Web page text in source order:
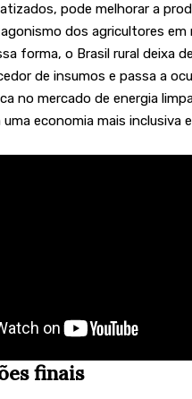
pode melhorar a
dos agricultores em
forma, o Brasil rural deixa
de insumos e passa a
no mercado de energia
economia mais inclusiva e
finais